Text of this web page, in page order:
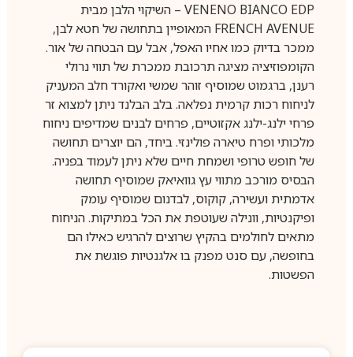
‏‏VENENO BIANCO EDP – השיקוי הלבן מבית
FRENCH AVENUE המאופיין בתחושה של חטא לבן,
ממכר בדיוק כמו אחיו האפל, אבל עם הבטחה של אור.
הקומפוזיציה מציגה תרכובת ממכרת של תווי נרולי
רענן, ברגמוט שמוסיף זוהר שמשי ואקורד חלב המעניק
לניחוח רכות קרמית נפלאה. בלב הבלנד ניתן למצוא זר
פרחי ילנג-ילנג אקזוטיים, פרחים לבנים שמדיפים ניחוח
מלכותי ופרח טיארה פולינזי. ביחד, הם יוצרים תחושה
של חופש טרופי ושמחת חיים שלא ניתן לעמוד בפניה.
הבסיס מורכב מתווי עץ גוואיאק שמוסיף תחושה
אדמתית ועשירה, קוקוס, לבדנום שמוסיף עומק
ופיקנטיות, וונילה שעוטפת את הכל במתיקות. הניחוח
מתאים לחולמים בהקיץ שרוצים להרגיש כאילו הם
בחופשה, עם סנט מפנק בו אלגנטיות פוגשת את
הפשטות.